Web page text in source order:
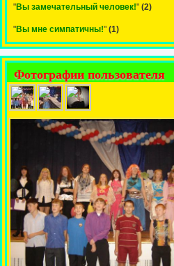
"Вы замечательный человек!" (2)
"Вы мне симпатичны!" (1)
Фотографии пользователя